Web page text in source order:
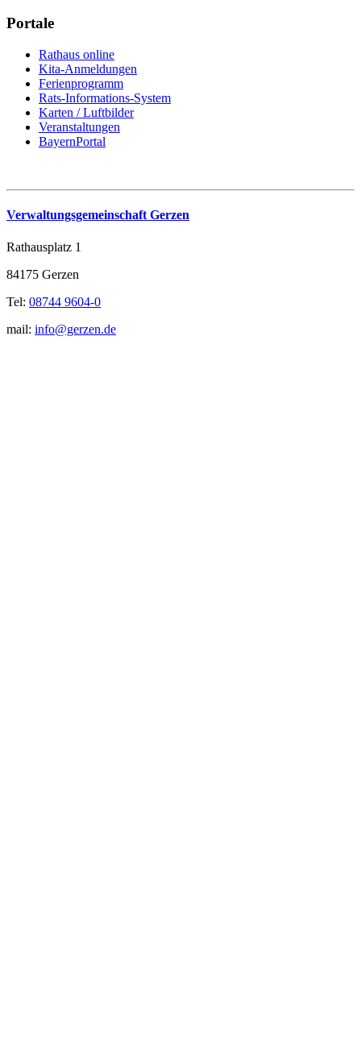
Portale
Rathaus online
Kita-Anmeldungen
Ferienprogramm
Rats-Informations-System
Karten / Luftbilder
Veranstaltungen
BayernPortal
Verwaltungsgemeinschaft Gerzen
Rathausplatz 1
84175 Gerzen
Tel: 08744 9604-0
mail: info@gerzen.de